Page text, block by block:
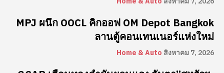
MPJ ผนึก OOCL คิกออฟ OM Depot Bangkok
ลานตู้คอนเทนเนอร์แห่งใหม่
Home & Auto สิงหาคม 7, 2026